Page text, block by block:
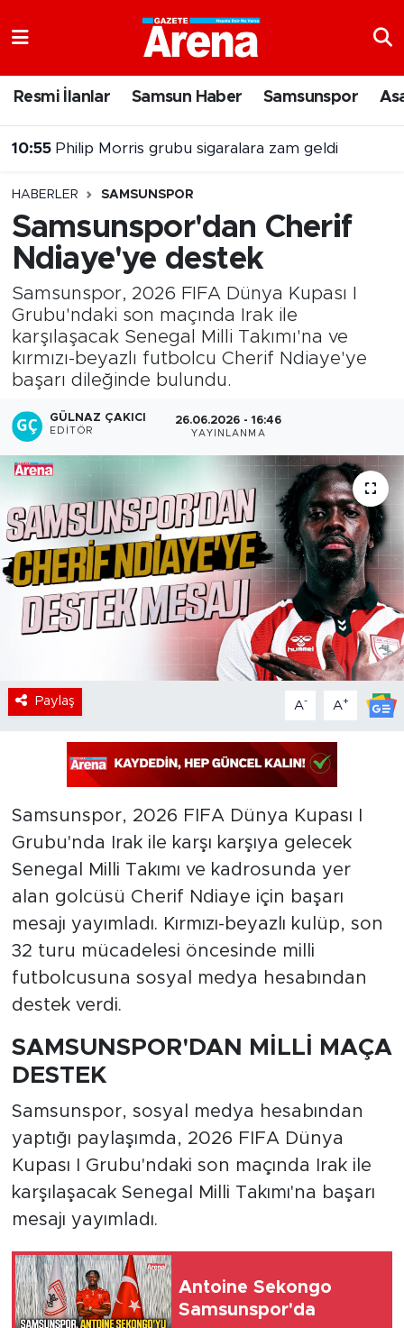
Resmi İlanlar Samsun Haber Samsunspor
10:55 Philip Morris grubu sigaralara zam geldi
HABERLER SAMSUNSPOR
Samsunspor'dan Cherif
Ndiaye'ye destek
Samsunspor, 2026 FIFA Dünya Kupası I
Grubu'ndaki son maçında Irak ile
karşılaşacak Senegal Milli Takımı'na ve
kırmızı-beyazlı futbolcu Cherif Ndiaye'ye
başarı dileğinde bulundu.
GÜLNAZ ÇAKICI
EDITÖR
26.06.2026 - 16:46
YAYINLANMA
Paylaş A- A+
Samsunspor, 2026 FIFA Dünya Kupası I
Grubu'nda Irak ile karşı karşıya gelecek
Senegal Milli Takımı ve kadrosunda yer
alan golcüsü Cherif Ndiaye için başarı
mesajı yayımladı. Kırmızı-beyazlı kulüp, son
32 turu mücadelesi öncesinde milli
futbolcusuna sosyal medya hesabından
destek verdi.
SAMSUNSPOR'DAN MİLLİ MAÇA
DESTEK
Samsunspor, sosyal medya hesabından
yaptığı paylaşımda, 2026 FIFA Dünya
Kupası I Grubu'ndaki son maçında Irak ile
karşılaşacak Senegal Milli Takımı'na başarı
mesajı yayımladı.
Antoine Sekongo
Samsunspor'da
Samsun Namaz Vakitleri
Süper Lig Puan Durumu ve Fikstür
Tüm Manşetler
Son Dakika Haberleri
Haber Arşivi